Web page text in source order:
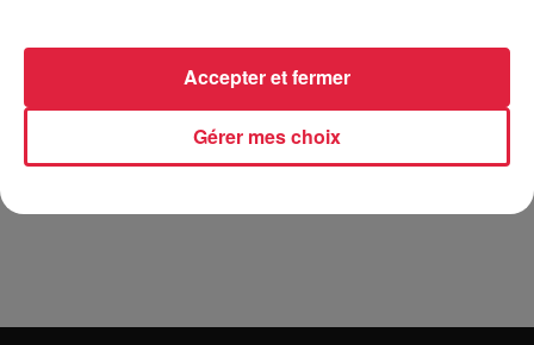
une grande première le galop brouettique. Une course en
brouette aura également lieu. Programme sur
Gérer mes choix
Accepter et fermer